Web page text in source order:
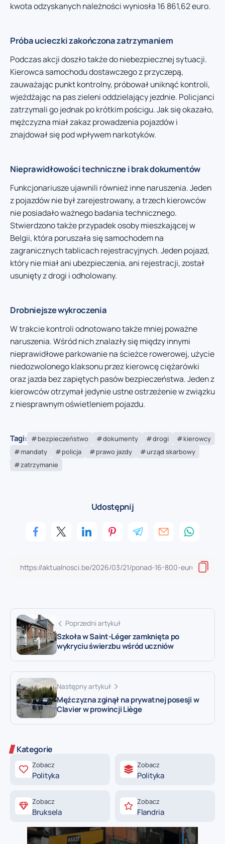
kwota odzyskanych należności wyniosła 16 861,62 euro.
Próba ucieczki zakończona zatrzymaniem
Podczas akcji doszło także do niebezpiecznej sytuacji.
Kierowca samochodu dostawczego z przyczepą,
zauważając punkt kontrolny, próbował uniknąć kontroli,
wjeżdżając na pas zieleni oddzielający jezdnie. Policjanci
zatrzymali go jednak po krótkim pościgu. Jak się okazało,
mężczyzna miał zakaz prowadzenia pojazdów i
znajdował się pod wpływem narkotyków.
Nieprawidłowości techniczne i brak dokumentów
Funkcjonariusze ujawnili również inne naruszenia. Jeden
z pojazdów nie był zarejestrowany, a trzech kierowców
nie posiadało ważnego badania technicznego.
Stwierdzono także przypadek osoby mieszkającej w
Belgii, która poruszała się samochodem na
zagranicznych tablicach rejestracyjnych. Jeden pojazd,
który nie miał ani ubezpieczenia, ani rejestracji, został
usunięty z drogi i odholowany.
Drobniejsze wykroczenia
W trakcie kontroli odnotowano także mniej poważne
naruszenia. Wśród nich znalazły się między innymi
nieprawidłowe parkowanie na ścieżce rowerowej, użycie
niedozwolonego klaksonu przez kierowcę ciężarówki
oraz jazda bez zapiętych pasów bezpieczeństwa. Jeden z
kierowców otrzymał jedynie ustne ostrzeżenie w związku
z niesprawnym oświetleniem pojazdu.
Tagi: bezpieczeństwo dokumenty drogi
kierowcy
mandaty
policja prawo jazdy
urząd skarbowy
zatrzymanie
Udostępnij
Poprzedni artykuł
Szkoła w Saint-Léger zamknięta po
wykryciu świerzbu wśród uczniów
Następny artykuł
Mężczyzna zginął na prywatnej posesji w
Clavier w prowincji Liège
Kategorie
Zobacz
Polityka
Zobacz
Polityka
Zobacz
Bruksela
Zobacz
Flandria